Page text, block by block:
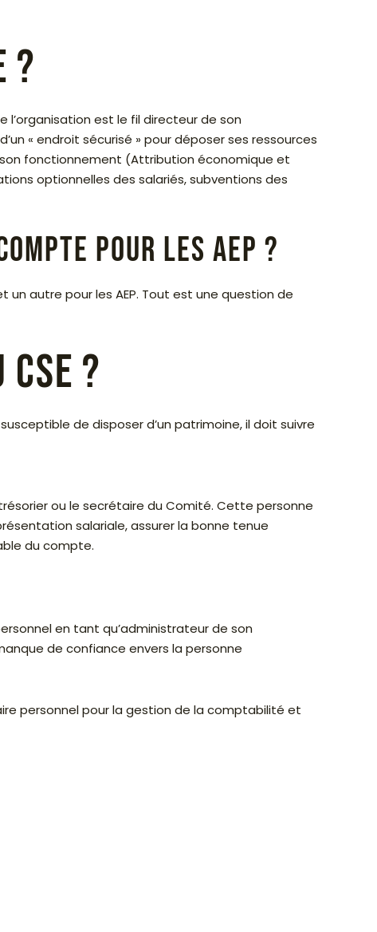
?
l’organisation est le fil directeur de son
« endroit sécurisé » pour déposer ses ressources
fonctionnement (Attribution économique et
optionnelles des salariés, subventions des
pour les AEP ?
un autre pour les AEP. Tout est une question de
?
de disposer d’un patrimoine, il doit suivre
ou le secrétaire du Comité. Cette personne
salariale, assurer la bonne tenue
du compte.
en tant qu’administrateur de son
de confiance envers la personne
personnel pour la gestion de la comptabilité et